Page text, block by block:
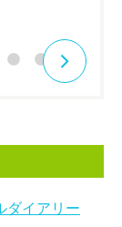
ダイアリー